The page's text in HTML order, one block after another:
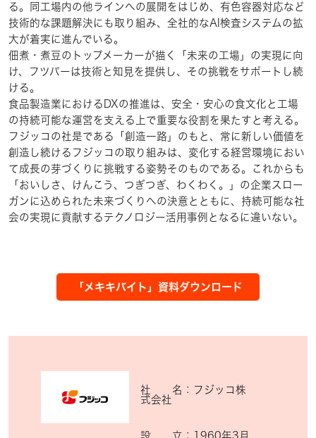
る。同工場内の他ラインへの展開をはじめ、有色容器対応など
技術的な課題解決にも取り組み、全社的なAI検査システムの拡
大が着実に進んでいる。
佃煮・煮豆のトップメーカーが描く「未来の工場」の実現に向
け、フツパーは技術と知見を提供し、その挑戦をサポートし続
ける。
食品製造業におけるDXの推進は、安全・安心の食文化と工場
の持続可能な運営を支える上で重要な役割を果たすと考える。
フジッコの社是である「創造一路」のもと、常に新しい価値を
創造し続けるフジッコの取り組みは、変化する経営環境におい
て成長の芽づくりに挑戦する姿勢そのものである。これからも
「おいしさ、けんこう、つぎつぎ、わくわく。」の企業スロー
ガンに込められた未来づくりへの決意とともに、持続可能な社
会の実現に貢献するテクノロジー活用事例となるに違いない。
「メキキバイト」資料ダウンロード
社 名：フジッコ株
式会社
設 立： 1960年3月